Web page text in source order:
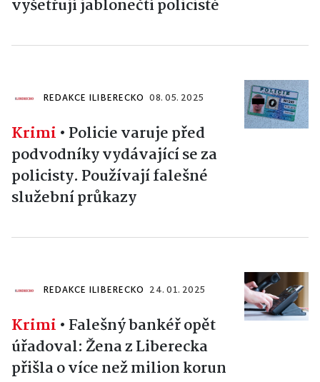
vyšetřují jablonečtí policisté
REDAKCE ILIBERECKO 08. 05. 2025
Krimi • Policie varuje před
podvodníky vydávající se za
policisty. Používají falešné
služební průkazy
REDAKCE ILIBERECKO 24. 01. 2025
Krimi • Falešný bankéř opět
úřadoval: Žena z Liberecka
přišla o více než milion korun